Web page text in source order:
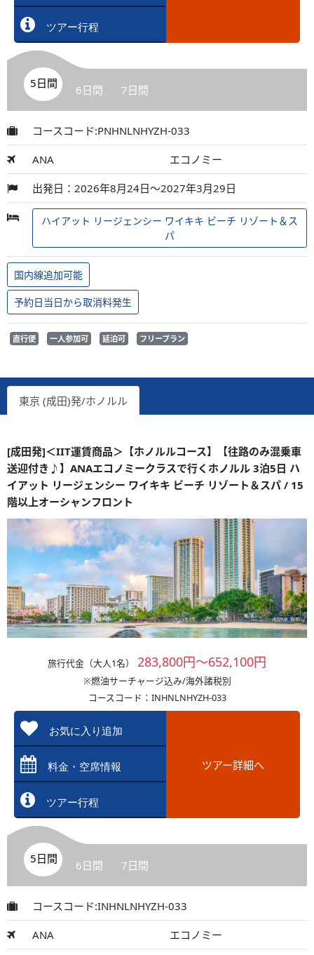
ツアー行程
5日間 6日間 7日間
コースコード:PNHNLNHYZH-033
ANA エコノミー
出発日：2026年8月24日～2027年3月29日
ハイアット リージェンシー ワイキキ ビーチ リゾート＆ス
パ
国内線追加可能
予約日当日から取消料発生
直行便 一人参加可 延泊可 フリープラン
東京 (成田)発/ホノルル
[成田発]＜IIT運賃商品＞【ホノルルコース】【往路のみ混乗車
送迎付き♪】ANAエコノミークラスで行くホノルル 3泊5日 ハ
イアット リージェンシー ワイキキ ビーチ リゾート＆スパ / 15
階以上オーシャンフロント
旅行代金（大人1名） 283,800円～652,100円
※燃油サーチャージ込み/海外諸税別
コースコード：INHNLNHYZH-033
お気に入り追加
料金・空席情報
ツアー行程
ツアー詳細へ
5日間 6日間 7日間
コースコード:INHNLNHYZH-033
ANA エコノミー